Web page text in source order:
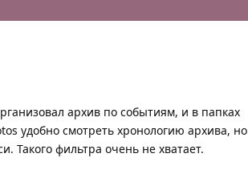
архив по событиям, и в папках
удобно смотреть хронологию архива, но
Такого фильтра очень не хватает.